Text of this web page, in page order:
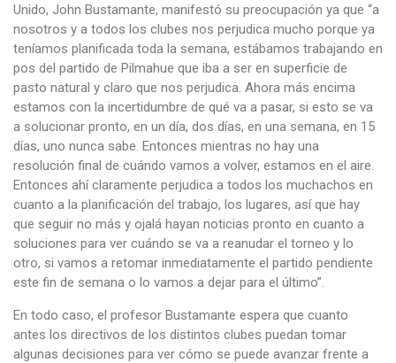
Unido, John Bustamante, manifestó su preocupación ya que “a
nosotros y a todos los clubes nos perjudica mucho porque ya
teníamos planificada toda la semana, estábamos trabajando en
pos del partido de Pilmahue que iba a ser en superficie de
pasto natural y claro que nos perjudica. Ahora más encima
estamos con la incertidumbre de qué va a pasar, si esto se va
a solucionar pronto, en un día, dos días, en una semana, en 15
días, uno nunca sabe. Entonces mientras no hay una
resolución final de cuándo vamos a volver, estamos en el aire.
Entonces ahí claramente perjudica a todos los muchachos en
cuanto a la planificación del trabajo, los lugares, así que hay
que seguir no más y ojalá hayan noticias pronto en cuanto a
soluciones para ver cuándo se va a reanudar el torneo y lo
otro, si vamos a retomar inmediatamente el partido pendiente
este fin de semana o lo vamos a dejar para el último”.
En todo caso, el profesor Bustamante espera que cuanto
antes los directivos de los distintos clubes puedan tomar
algunas decisiones para ver cómo se puede avanzar frente a